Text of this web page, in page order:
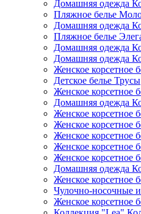
Домашняя одежда
Пляжное белье
Домашняя одежда
Пляжное белье
Домашняя одежда
Домашняя одежда
Женское корсетное
Детское белье Трусы
Женское корсетное
Домашняя одежда
Женское корсетное
Женское корсетное
Женское корсетное
Женское корсетное
Женское корсетное
Домашняя одежда
Женское корсетное
Чулочно-носочные
Женское корсетное